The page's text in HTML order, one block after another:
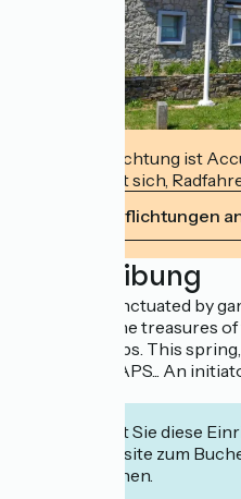
Diese Einrichtung ist
verpflichtet sich,
Ihre Verpflichtungen
Beschreibung
A journey punctuated by
discover all the treasures
Les Deux-Caps. This
"ORNITHOCAPS... An
Interessiert Sie diese
deren Website zum
Informationen.